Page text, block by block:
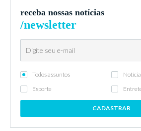
receba nossas notícias
/newsletter
Todos assuntos
Esporte
CADASTRAR